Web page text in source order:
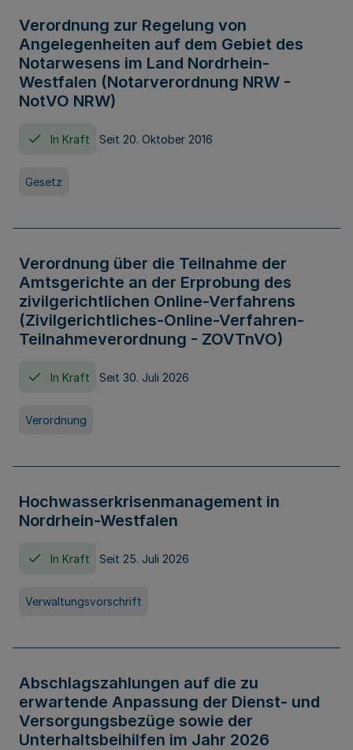
Verordnung zur Regelung von
Angelegenheiten auf dem Gebiet des
Notarwesens im Land Nordrhein-
Westfalen (Notarverordnung NRW -
NotVO NRW)
In Kraft Seit 20. Oktober 2016
Gesetz
Verordnung über die Teilnahme der
Amtsgerichte an der Erprobung des
zivilgerichtlichen Online-Verfahrens
(Zivilgerichtliches-Online-Verfahren-
Teilnahmeverordnung - ZOVTnVO)
In Kraft Seit 30. Juli 2026
Verordnung
Hochwasserkrisenmanagement in
Nordrhein-Westfalen
In Kraft Seit 25. Juli 2026
Verwaltungsvorschrift
Abschlagszahlungen auf die zu
erwartende Anpassung der Dienst- und
Versorgungsbezüge sowie der
Unterhaltsbeihilfen im Jahr 2026